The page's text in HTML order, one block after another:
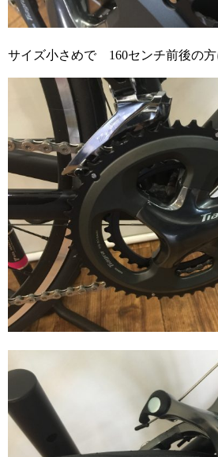
サイズ小さめで 160センチ前後の方